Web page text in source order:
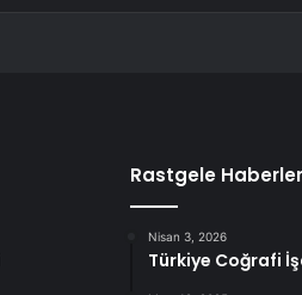
Rastgele Haberler
Nisan 3, 2026
Türkiye Coğrafi